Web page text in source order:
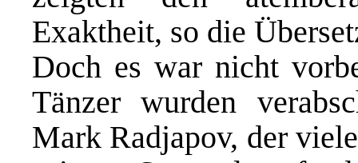
Exaktheit, so die
Doch es war nicht
Tänzer wurden
Mark Radjapov, der